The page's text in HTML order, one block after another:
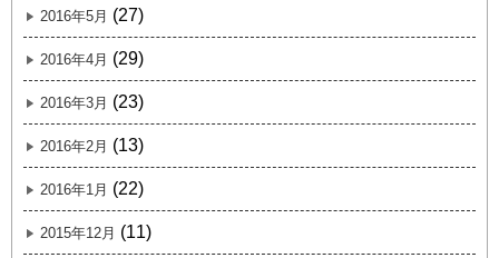
2016年5月 (27)
2016年4月 (29)
2016年3月 (23)
2016年2月 (13)
2016年1月 (22)
2015年12月 (11)